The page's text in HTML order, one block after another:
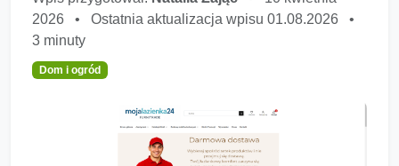
2026
• Ostatnia aktualizacja wpisu 01.08.2026
•
3 minuty
Dom i ogród